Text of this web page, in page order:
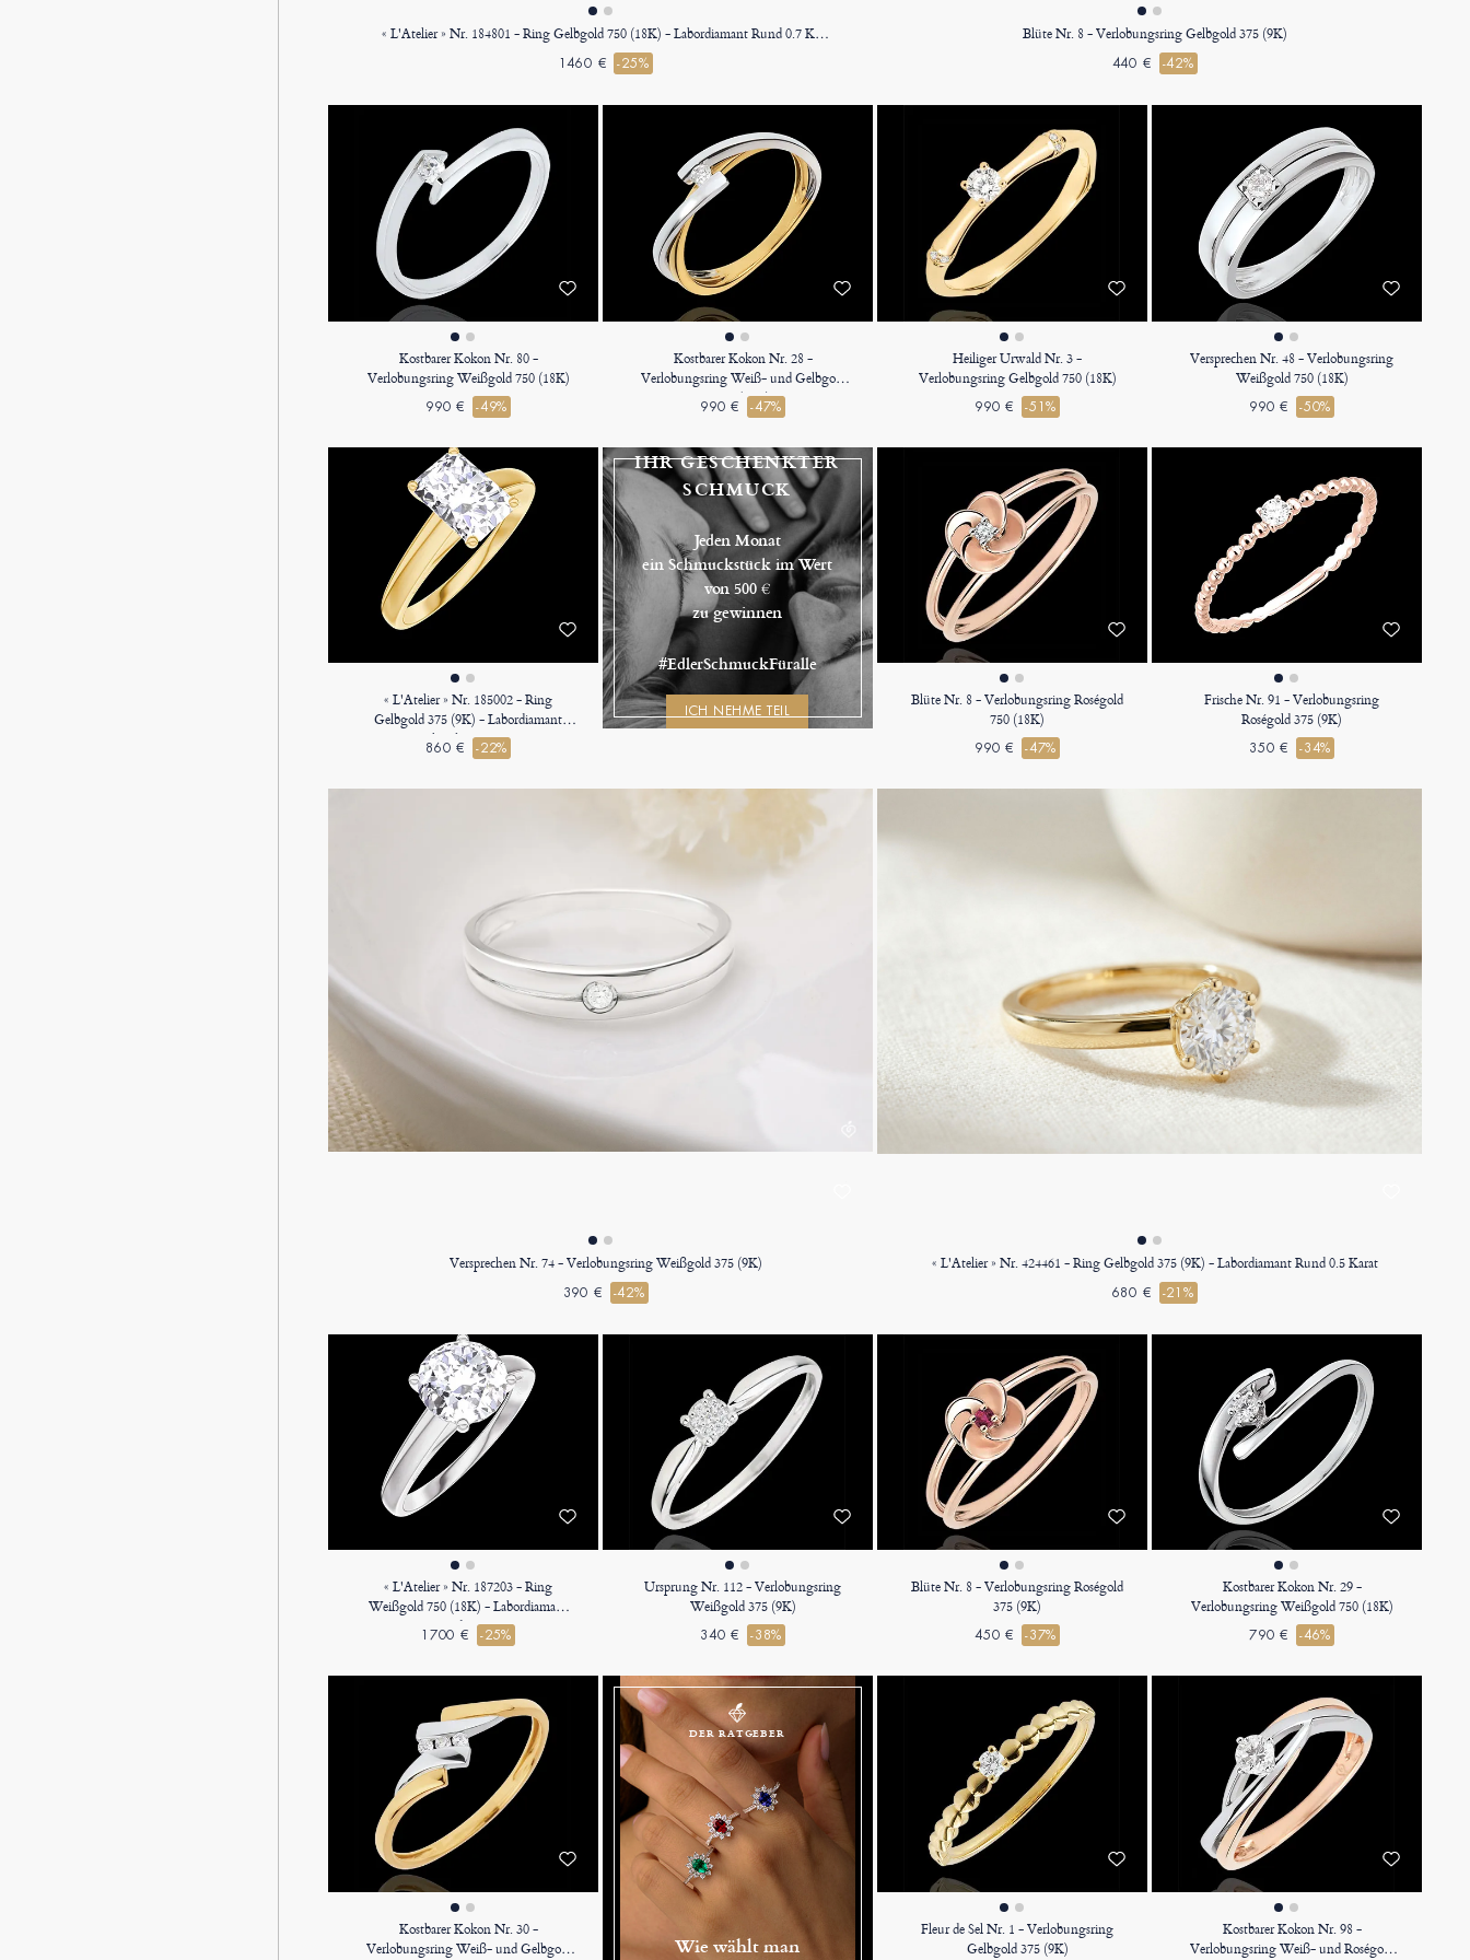
« L'Atelier » Nr. 184801 - Ring Gelbgold 750 (18K) - Labordiamant Rund 0.7 Karat
1460 € -25%
Blüte Nr. 8 - Verlobungsring Gelbgold 375 (9K)
440 € -42%
Kostbarer Kokon Nr. 80 -
Verlobungsring Weißgold 750 (18K)
990 € -49%
Kostbarer Kokon Nr. 28 -
Verlobungsring Weiß- und Gelbgold
750 (18K)
990 € -47%
Heiliger Urwald Nr. 3 -
Verlobungsring Gelbgold 750 (18K)
990 € -51%
Versprechen Nr. 48 - Verlobungsring
Weißgold 750 (18K)
990 € -50%
« L'Atelier » Nr. 185002 - Ring
Gelbgold 375 (9K) - Labordiamant
Rechteckig 0.7 Karat
860 € -22%
IHR GESCHENKTER
SCHMUCK
Jeden Monat
ein Schmuckstück im Wert
von 500 €
zu gewinnen
#EdlerSchmuckFüralle
ICH NEHME TEIL
Blüte Nr. 8 - Verlobungsring Roségold
750 (18K)
990 € -47%
Frische Nr. 91 - Verlobungsring
Roségold 375 (9K)
350 € -34%
Versprechen Nr. 74 - Verlobungsring Weißgold 375 (9K)
390 € -42%
« L'Atelier » Nr. 424461 - Ring Gelbgold 375 (9K) - Labordiamant Rund 0.5 Karat
680 € -21%
« L'Atelier » Nr. 187203 - Ring
Weißgold 750 (18K) - Labordiamant
Rund 1 Karat
1700 € -25%
Ursprung Nr. 112 - Verlobungsring
Weißgold 375 (9K)
340 € -38%
Blüte Nr. 8 - Verlobungsring Roségold
375 (9K)
450 € -37%
Kostbarer Kokon Nr. 29 -
Verlobungsring Weißgold 750 (18K)
790 € -46%
Kostbarer Kokon Nr. 30 -
Verlobungsring Weiß- und Gelbgold
DER RATGEBER
Wie wählt man
Fleur de Sel Nr. 1 - Verlobungsring
Gelbgold 375 (9K)
Kostbarer Kokon Nr. 98 -
Verlobungsring Weiß- und Roségold